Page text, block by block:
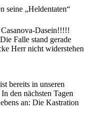
seine „Heldentaten“
Dasein!!!!!
Falle stand gerade
Herr nicht widerstehen
bereits in unseren
den nächsten Tagen
an: Die Kastration